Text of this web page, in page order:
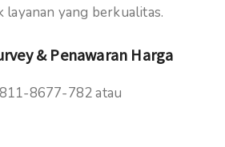
layanan yang berkualitas.
& Penawaran Harga
8677-782 atau